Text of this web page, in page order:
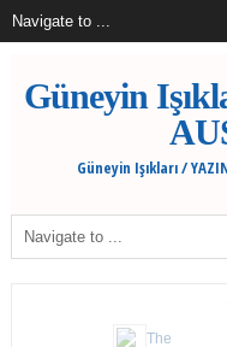
Güneyin
Güneyin Işıkları /